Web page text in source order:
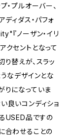
・プルオーバー、
ディダス・パフォ
ノーザン・イリ
クセントとなって
替えが、スラッ
なデザインとな
りになっていま
良いコンディショ
USED品ですの
合わせることの